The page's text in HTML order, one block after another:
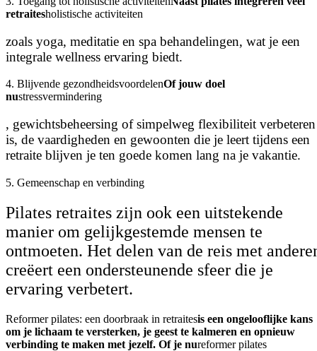
retraitesholistische activiteiten
zoals yoga, meditatie en spa behandelingen, wat je een
integrale wellness ervaring biedt.
4. Blijvende gezondheidsvoordelenOf jouw doel
nustressvermindering
, gewichtsbeheersing of simpelweg flexibiliteit verbeteren
is, de vaardigheden en gewoonten die je leert tijdens een
retraite blijven je ten goede komen lang na je vakantie.
5. Gemeenschap en verbinding
Pilates retraites zijn ook een uitstekende
manier om gelijkgestemde mensen te
ontmoeten. Het delen van de reis met
creëert een ondersteunende sfeer die je
ervaring verbetert.
Reformer pilates: een doorbraak in retraitesis een ongelooflijke kans
om je lichaam te versterken, je geest te kalmeren en opnieuw
verbinding te maken met jezelf. Of je nureformer pilates